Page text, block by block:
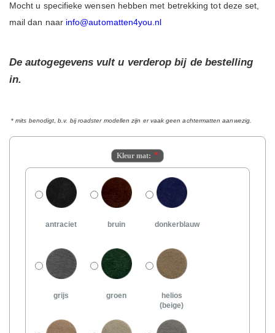
Mocht u specifieke wensen hebben met betrekking tot deze set,
mail dan naar info@automatten4you.nl
De autogegevens vult u verderop bij de bestelling
in.
*mits benodigt ,b.v. bij roadster modellen zijn er vaak geen achtermatten aanwezig.
Kleur mat:
antraciet bruin donkerblauw
grijs groen
helios
(beige)